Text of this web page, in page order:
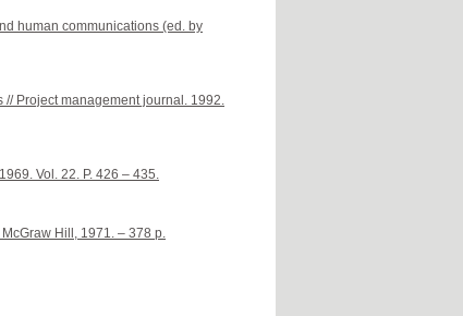
human communications (ed. by
// Project management journal. 1992.
Vol. 22. P. 426 – 435.
Hill, 1971. – 378 p.